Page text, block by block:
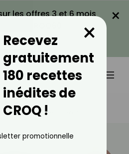
les offres 3 et 6 mois
LA PROMO
×
Au Supermarché ?
Recevez
gratuitement
180 recettes
inédites de
CROQ !
×
promotionnelle